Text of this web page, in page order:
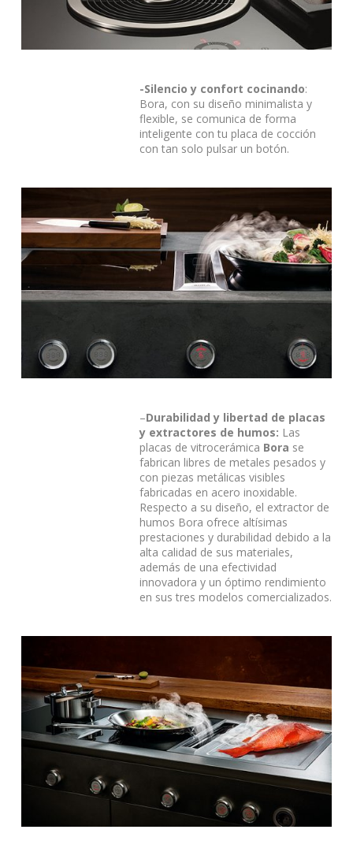
-Silencio y confort cocinando:
Bora, con su diseño minimalista y
flexible, se comunica de forma
inteligente con tu placa de cocción
con tan solo pulsar un botón.
–Durabilidad y libertad de placas
y extractores de humos: Las
placas de vitrocerámica Bora se
fabrican libres de metales pesados y
con piezas metálicas visibles
fabricadas en acero inoxidable.
Respecto a su diseño, el extractor de
humos Bora ofrece altísimas
prestaciones y durabilidad debido a la
alta calidad de sus materiales,
además de una efectividad
innovadora y un óptimo rendimiento
en sus tres modelos comercializados.